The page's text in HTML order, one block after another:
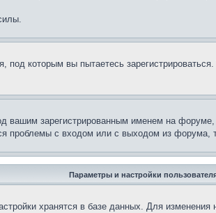
которым вы пытаетесь
зарегистрированным именем на
проблемы с входом или с выходом из
Параметры и настройки
хранятся в базе данных. Для